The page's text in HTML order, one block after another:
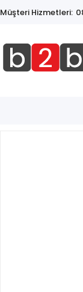
Müşteri Hizmetleri: